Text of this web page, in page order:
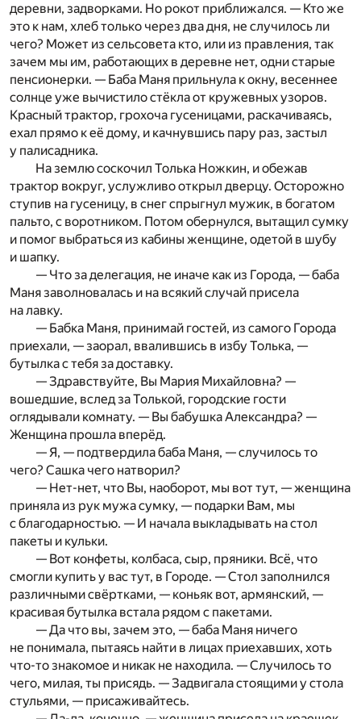
деревни, задворками. Но рокот приближался. — Кто же
это к нам, хлеб только через два дня, не случилось ли
чего? Может из сельсовета кто, или из правления, так
зачем мы им, работающих в деревне нет, одни старые
пенсионерки. — Баба Маня прильнула к окну, весеннее
солнце уже вычистило стёкла от кружевных узоров.
Красный трактор, грохоча гусеницами, раскачиваясь,
ехал прямо к её дому, и качнувшись пару раз, застыл
у палисадника.
На землю соскочил Толька Ножкин, и обежав
трактор вокруг, услужливо открыл дверцу. Осторожно
ступив на гусеницу, в снег спрыгнул мужик, в богатом
пальто, с воротником. Потом обернулся, вытащил сумку
и помог выбраться из кабины женщине, одетой в шубу
и шапку.
— Что за делегация, не иначе как из Города, — баба
Маня заволновалась и на всякий случай присела
на лавку.
— Бабка Маня, принимай гостей, из самого Города
приехали, — заорал, ввалившись в избу Толька, —
бутылка с тебя за доставку.
— Здравствуйте, Вы Мария Михайловна? —
вошедшие, вслед за Толькой, городские гости
оглядывали комнату. — Вы бабушка Александра? —
Женщина прошла вперёд.
— Я, — подтвердила баба Маня, — случилось то
чего? Сашка чего натворил?
— Нет-нет, что Вы, наоборот, мы вот тут, — женщина
приняла из рук мужа сумку, — подарки Вам, мы
с благодарностью. — И начала выкладывать на стол
пакеты и кульки.
— Вот конфеты, колбаса, сыр, пряники. Всё, что
смогли купить у вас тут, в Городе. — Стол заполнился
различными свёртками, — коньяк вот, армянский, —
красивая бутылка встала рядом с пакетами.
— Да что вы, зачем это, — баба Маня ничего
не понимала, пытаясь найти в лицах приехавших, хоть
что-то знакомое и никак не находила. — Случилось то
чего, милая, ты присядь. — Задвигала стоящими у стола
стульями, — присаживайтесь.